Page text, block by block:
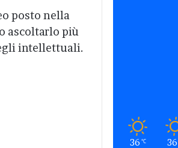
posto nella
ascoltarlo più
intellettuali.
36 ℃ 36